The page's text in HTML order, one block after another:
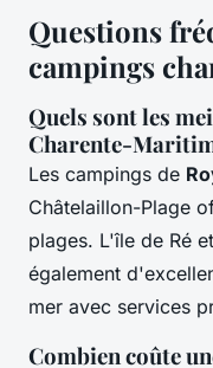
Questions
campings
Quels sont les
Charente-
Les campings de
Châtelaillon-Plage
plages. L'île de Ré
également
mer avec services
Combien coûte